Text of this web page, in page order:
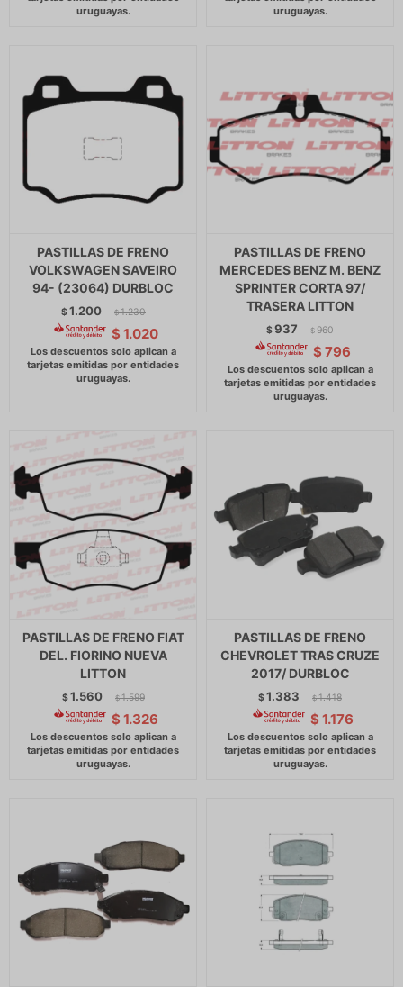
PASTILLAS DE FRENO
VOLKSWAGEN SAVEIRO
94- (23064) DURBLOC
$1.200 $ 1.230
$ 1.020
PASTILLAS DE FRENO
MERCEDES BENZ M. BENZ
SPRINTER CORTA 97/
TRASERA LITTON
$937 $ 960
$ 796
PASTILLAS DE FRENO FIAT
DEL. FIORINO NUEVA
LITTON
$1.560 $ 1.599
$ 1.326
PASTILLAS DE FRENO
CHEVROLET TRAS CRUZE
2017/ DURBLOC
$1.383 $ 1.418
$ 1.176